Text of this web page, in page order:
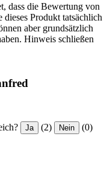
dass die Bewertung von
Produkt tatsächlich
aber grundsätzlich
Hinweis schließen
Ja (2) Nein (0)